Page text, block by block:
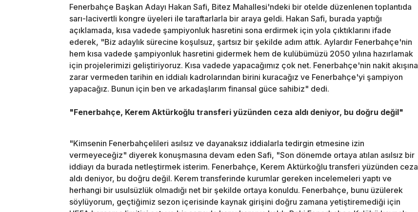
Fenerbahçe Başkan Adayı Hakan Safi, Bitez Mahallesi'ndeki bir otelde düzenlenen toplantıda
sarı-lacivertli kongre üyeleri ile taraftarlarla bir araya geldi. Hakan Safi, burada yaptığı
açıklamada, kısa vadede şampiyonluk hasretini sona erdirmek için yola çıktıklarını ifade
ederek, "Biz adaylık sürecine koşulsuz, şartsız bir şekilde adım attık. Aylardır Fenerbahçe'nin
hem kısa vadede şampiyonluk hasretini gidermek hem de kulübümüzü 2050 yılına hazırlamak
için projelerimizi geliştiriyoruz. Kısa vadede yapacağımız çok net. Fenerbahçe'nin nakit akışına
zarar vermeden tarihin en iddialı kadrolarından birini kuracağız ve Fenerbahçe'yi şampiyon
yapacağız. Bunun için ben ve arkadaşlarım finansal güce sahibiz" dedi.
"Fenerbahçe, Kerem Aktürkoğlu transferi yüzünden ceza aldı deniyor, bu doğru değil"
"Kimsenin Fenerbahçelileri asılsız ve dayanaksız iddialarla tedirgin etmesine izin
vermeyeceğiz" diyerek konuşmasına devam eden Safi, "Son dönemde ortaya atılan asılsız bir
iddiayı da burada netleştirmek isterim. Fenerbahçe, Kerem Aktürkoğlu transferi yüzünden ceza
aldı deniyor, bu doğru değil. Kerem transferinde kurumlar gereken incelemeleri yaptı ve
herhangi bir usulsüzlük olmadığı net bir şekilde ortaya konuldu. Fenerbahçe, bunu üzülerek
söylüyorum, geçtiğimiz sezon içerisinde kaynak girişini doğru zamana yetiştiremediği için